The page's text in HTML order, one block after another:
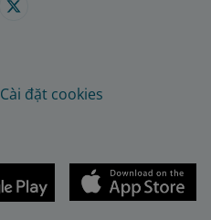
Cài đặt cookies